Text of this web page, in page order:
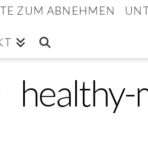
ZUM ABNEHMEN
healthy-